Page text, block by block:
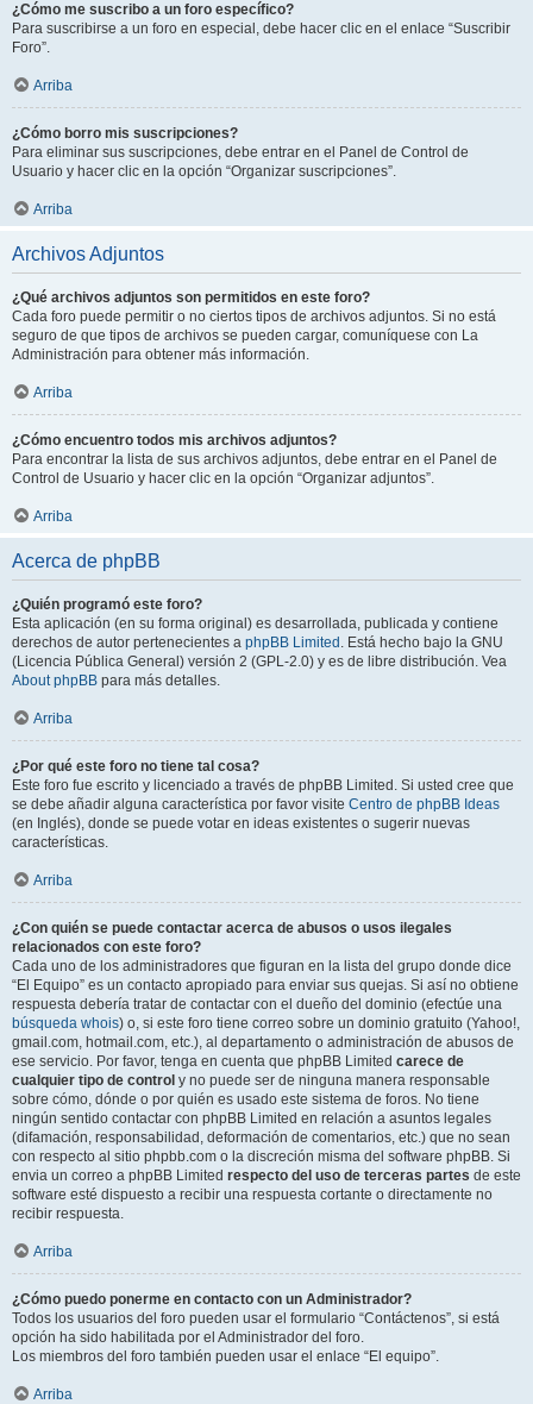
¿Cómo me suscribo a un foro específico?
Para suscribirse a un foro en especial, debe hacer clic en el enlace “Suscribir
Foro”.
Arriba
¿Cómo borro mis suscripciones?
Para eliminar sus suscripciones, debe entrar en el Panel de Control de
Usuario y hacer clic en la opción “Organizar suscripciones”.
Arriba
Archivos Adjuntos
¿Qué archivos adjuntos son permitidos en este foro?
Cada foro puede permitir o no ciertos tipos de archivos adjuntos. Si no está
seguro de que tipos de archivos se pueden cargar, comuníquese con La
Administración para obtener más información.
Arriba
¿Cómo encuentro todos mis archivos adjuntos?
Para encontrar la lista de sus archivos adjuntos, debe entrar en el Panel de
Control de Usuario y hacer clic en la opción “Organizar adjuntos”.
Arriba
Acerca de phpBB
¿Quién programó este foro?
Esta aplicación (en su forma original) es desarrollada, publicada y contiene
derechos de autor pertenecientes a phpBB Limited . Está hecho bajo la GNU
(Licencia Pública General) versión 2 (GPL-2.0) y es de libre distribución. Vea
About phpBB para más detalles.
Arriba
¿Por qué este foro no tiene tal cosa?
Este foro fue escrito y licenciado a través de phpBB Limited. Si usted cree que
se debe añadir alguna característica por favor visite Centro de phpBB Ideas
(en Inglés), donde se puede votar en ideas existentes o sugerir nuevas
características.
Arriba
¿Con quién se puede contactar acerca de abusos o usos ilegales
relacionados con este foro?
Cada uno de los administradores que figuran en la lista del grupo donde dice
“El Equipo” es un contacto apropiado para enviar sus quejas. Si así no obtiene
respuesta debería tratar de contactar con el dueño del dominio (efectúe una
búsqueda whois) o, si este foro tiene correo sobre un dominio gratuito (Yahoo!,
gmail.com, hotmail.com, etc.), al departamento o administración de abusos de
ese servicio. Por favor, tenga en cuenta que phpBB Limited carece de
cualquier tipo de control y no puede ser de ninguna manera responsable
sobre cómo, dónde o por quién es usado este sistema de foros. No tiene
ningún sentido contactar con phpBB Limited en relación a asuntos legales
(difamación, responsabilidad, deformación de comentarios, etc.) que no sean
con respecto al sitio phpbb.com o la discreción misma del software phpBB. Si
envia un correo a phpBB Limited respecto del uso de terceras partes de este
software esté dispuesto a recibir una respuesta cortante o directamente no
recibir respuesta.
Arriba
¿Cómo puedo ponerme en contacto con un Administrador?
Todos los usuarios del foro pueden usar el formulario “Contáctenos”, si está
opción ha sido habilitada por el Administrador del foro.
Los miembros del foro también pueden usar el enlace “El equipo”.
Arriba